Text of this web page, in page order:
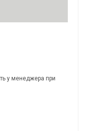
у менеджера при